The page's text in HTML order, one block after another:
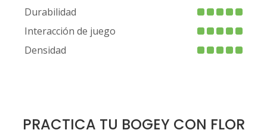
Durabilidad
Interacción de juego
Densidad
PRACTICA TU BOGEY CON FLOR